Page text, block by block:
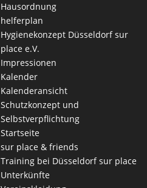
Hausordnung
helferplan
Hygienekonzept Düsseldorf sur
place e.V.
Impressionen
Kalender
Kalenderansicht
Schutzkonzept und
Selbstverpflichtung
Startseite
sur place & friends
Training bei Düsseldorf sur place
Unterkünfte